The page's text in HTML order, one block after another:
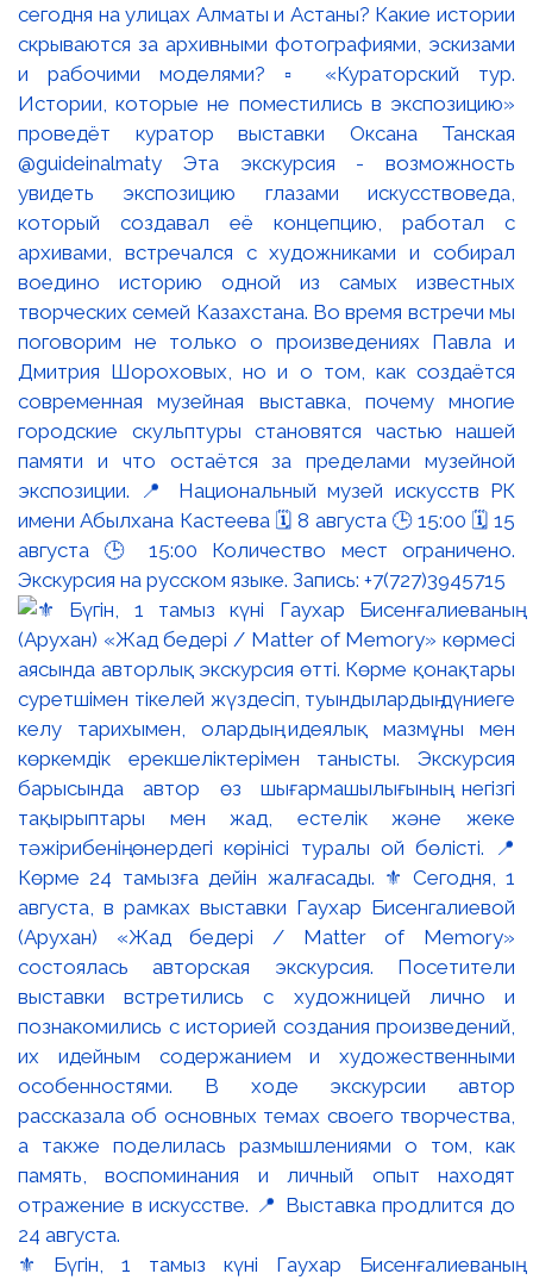
сегодня на улицах Алматы и Астаны? Какие истории
скрываются за архивными фотографиями, эскизами
и рабочими моделями? ▫️ «Кураторский тур.
Истории, которые не поместились в экспозицию»
проведёт куратор выставки Оксана Танская
@guideinalmaty Эта экскурсия - возможность
увидеть экспозицию глазами искусствоведа,
который создавал её концепцию, работал с
архивами, встречался с художниками и собирал
воедино историю одной из самых известных
творческих семей Казахстана. Во время встречи мы
поговорим не только о произведениях Павла и
Дмитрия Шороховых, но и о том, как создаётся
современная музейная выставка, почему многие
городские скульптуры становятся частью нашей
памяти и что остаётся за пределами музейной
экспозиции. 📍 Национальный музей искусств РК
имени Абылхана Кастеева 🗓 8 августа 🕒 15:00 🗓 15
августа 🕒 15:00 Количество мест ограничено.
Экскурсия на русском языке. Запись: +7(727)3945715
⚜️ Бүгін, 1 тамыз күні Гаухар Бисенғалиеваның